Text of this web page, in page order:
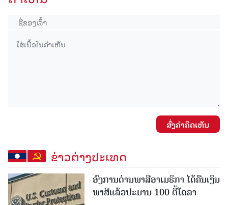
ສົ່ງຄໍາຄິດເຫັນ
ຂ່າວຕ່າງປະເທດ
ອົງການດ່ານພາສີອາເມຣິກາ ໄດ້ຄືນເງິນ
ພາສີແລ້ວປະມານ 100 ຕື້ໂດລາ